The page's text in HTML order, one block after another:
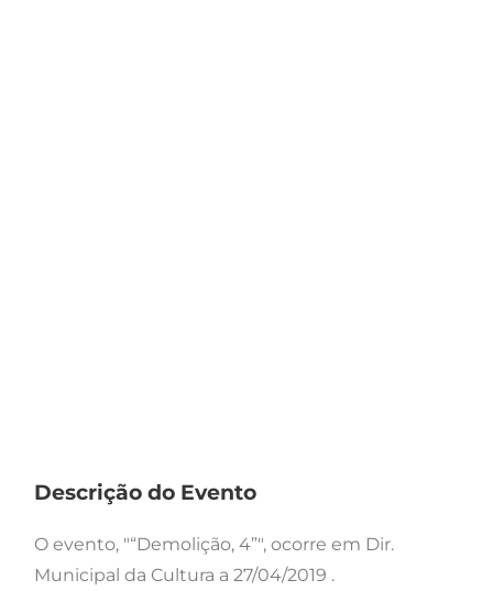
Descrição do Evento
O evento, "“Demolição, 4”", ocorre em Dir.
Municipal da Cultura a 27/04/2019 .